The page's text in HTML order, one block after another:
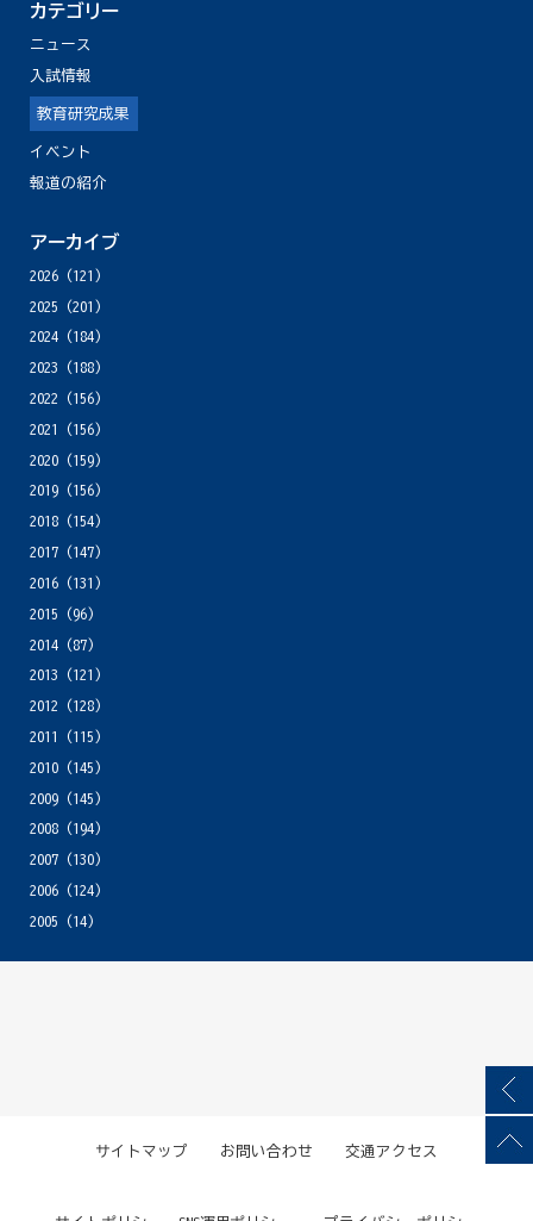
カテゴリー
ニュース
入試情報
教育研究成果
イベント
報道の紹介
アーカイブ
2026(121)
2025 (201)
2024(184)
2023 (188)
2022 (156)
2021
(156)
2020(159)
2019(156)
2018(154)
2017(147)
2016(131)
2015 (96)
2014(87)
2013 (121)
2012 (128)
2011
(115)
2010(145)
2009(145)
2008(194)
2007(130)
2006(124)
2005 (14)
サイトマップ お問い合わせ 交通アクセス